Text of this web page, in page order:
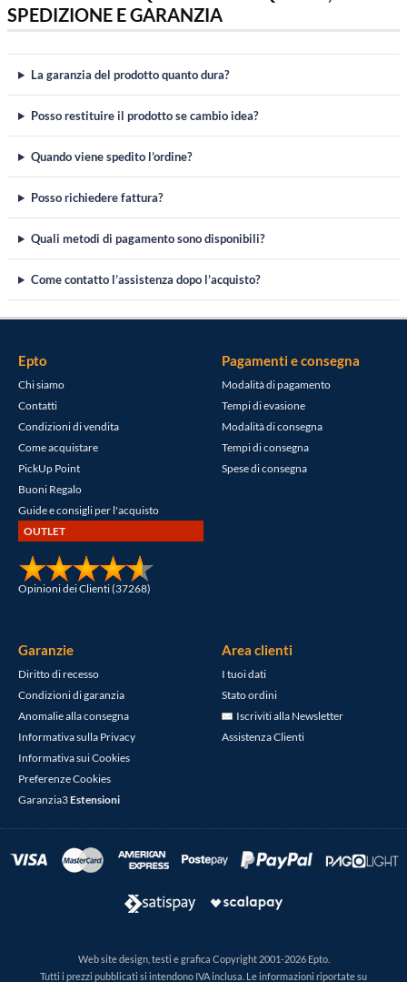
SPEDIZIONE E GARANZIA
La garanzia del prodotto quanto dura?
Posso restituire il prodotto se cambio idea?
Quando viene spedito l’ordine?
Posso richiedere fattura?
Quali metodi di pagamento sono disponibili?
Come contatto l’assistenza dopo l’acquisto?
Epto
Chi siamo
Contatti
Condizioni di vendita
Come acquistare
PickUp Point
Buoni Regalo
Guide e consigli per l'acquisto
OUTLET
Opinioni dei Clienti (37268)
Pagamenti e consegna
Modalità di pagamento
Tempi di evasione
Modalità di consegna
Tempi di consegna
Spese di consegna
Garanzie
Diritto di recesso
Condizioni di garanzia
Anomalie alla consegna
Informativa sulla Privacy
Informativa sui Cookies
Preferenze Cookies
Garanzia3Estensioni
Area clienti
I tuoi dati
Stato ordini
Iscriviti alla Newsletter
Assistenza Clienti
Web site design, testi e grafica Copyright 2001-2026 Epto.
Tutti i prezzi pubblicati si intendono IVA inclusa. Le informazioni riportate su